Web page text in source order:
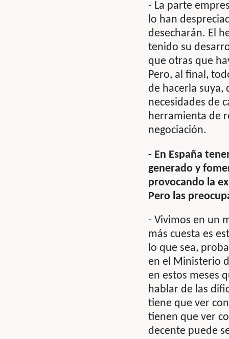
- La parte
lo han
desecharán. El
tenido su
que otras que
Pero, al final,
de hacerla suya,
necesidades de
herramienta de
negociación.
- En España
generado y
provocando la
Pero las
- Vivimos en un
más cuesta es
lo que sea,
en el Ministerio
en estos meses
hablar de las
tiene que ver
tienen que ver
decente puede